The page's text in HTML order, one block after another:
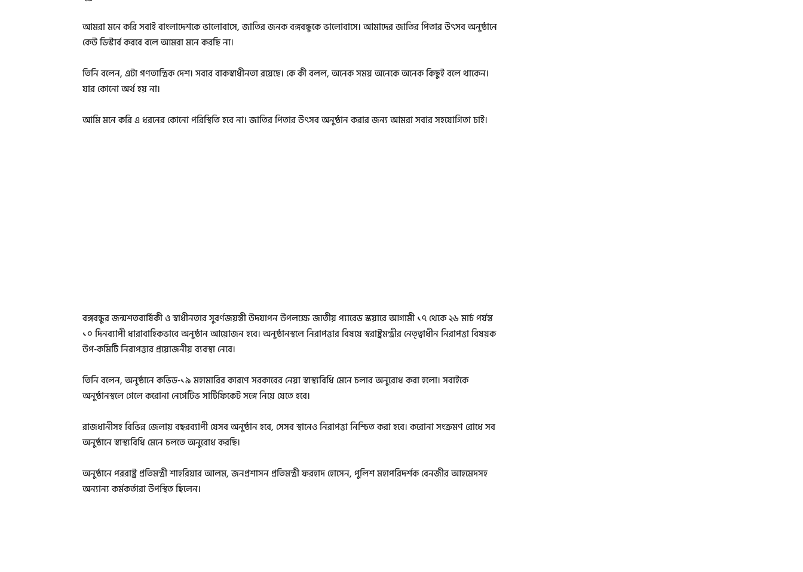
আমরা মনে করি সবাই বাংলাদেশকে ভালোবাসে, জাতির জনক বঙ্গবন্ধুকে ভালোবাসে। আমাদের জাতির পিতার উৎসব অনুষ্ঠানে
কেউ ডিস্টার্ব করবে বলে আমরা মনে করছি না।
তিনি বলেন, এটা গণতান্ত্রিক দেশ। সবার বাকস্বাধীনতা রয়েছে। কে কী বলল, অনেক সময় অনেকে অনেক কিছুই বলে থাকেন।
যার কোনো অর্থ হয় না।
আমি মনে করি এ ধরনের কোনো পরিস্থিতি হবে না। জাতির পিতার উৎসব অনুষ্ঠান করার জন্য আমরা সবার সহযোগিতা চাই।
বঙ্গবন্ধুর জন্মশতবার্ষিকী ও স্বাধীনতার সুবর্ণজয়ন্তী উদযাপন উপলক্ষে জাতীয় প্যারেড স্কয়ারে আগামী ১৭ থেকে ২৬ মার্চ পর্যন্ত
১০ দিনব্যাপী ধারাবাহিকভাবে অনুষ্ঠান আয়োজন হবে। অনুষ্ঠানস্থলে নিরাপত্তার বিষয়ে স্বরাষ্ট্রমন্ত্রীর নেতৃত্বাধীন নিরাপত্তা বিষয়ক
উপ-কমিটি নিরাপত্তার প্রয়োজনীয় ব্যবস্থা নেবে।
তিনি বলেন, অনুষ্ঠানে কভিড-১৯ মহামারির কারণে সরকারের নেয়া স্বাস্থ্যবিধি মেনে চলার অনুরোধ করা হলো। সবাইকে
অনুষ্ঠানস্থলে গেলে করোনা নেগেটিভ সার্টিফিকেট সঙ্গে নিয়ে যেতে হবে।
রাজধানীসহ বিভিন্ন জেলায় বছরব্যাপী যেসব অনুষ্ঠান হবে, সেসব স্থানেও নিরাপত্তা নিশ্চিত করা হবে। করোনা সংক্রমণ রোধে সব
অনুষ্ঠানে স্বাস্থ্যবিধি মেনে চলতে অনুরোধ করছি।
অনুষ্ঠানে পররাষ্ট্র প্রতিমন্ত্রী শাহরিয়ার আলম, জনপ্রশাসন প্রতিমন্ত্রী ফরহাদ হোসেন, পুলিশ মহাপরিদর্শক বেনজীর আহমেদসহ
অন্যান্য কর্মকর্তারা উপস্থিত ছিলেন।